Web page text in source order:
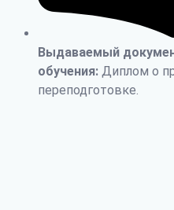
Выдаваемый
обучения: Диплом о
переподготовке.